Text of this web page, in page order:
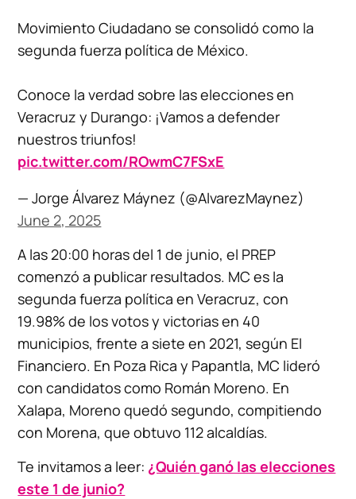
Movimiento Ciudadano se consolidó como la
segunda fuerza política de México.
Conoce la verdad sobre las elecciones en
Veracruz y Durango: ¡Vamos a defender
nuestros triunfos!
pic.twitter.com/ROwmC7FSxE
— Jorge Álvarez Máynez (@AlvarezMaynez)
June 2, 2025
A las 20:00 horas del 1 de junio, el PREP
comenzó a publicar resultados. MC es la
segunda fuerza política en Veracruz, con
19.98% de los votos y victorias en 40
municipios, frente a siete en 2021, según El
Financiero. En Poza Rica y Papantla, MC lideró
con candidatos como Román Moreno. En
Xalapa, Moreno quedó segundo, compitiendo
con Morena, que obtuvo 112 alcaldías.
Te invitamos a leer: ¿Quién ganó las elecciones
este 1 de junio?